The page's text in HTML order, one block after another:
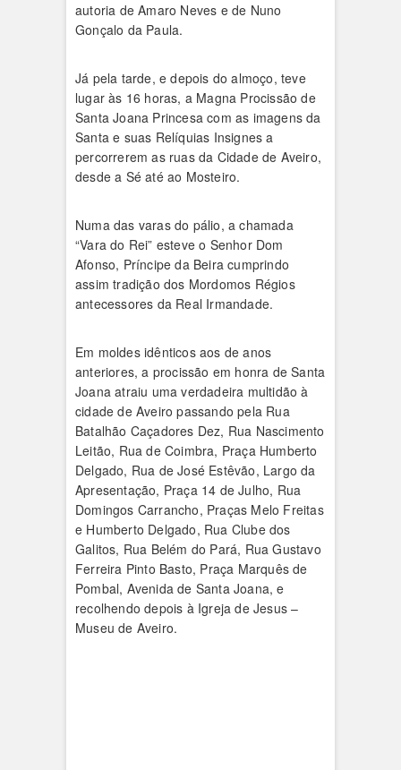
autoria de Amaro Neves e de Nuno
Gonçalo da Paula.
Já pela tarde, e depois do almoço, teve
lugar às 16 horas, a Magna Procissão de
Santa Joana Princesa com as imagens da
Santa e suas Relíquias Insignes a
percorrerem as ruas da Cidade de Aveiro,
desde a Sé até ao Mosteiro.
Numa das varas do pálio, a chamada
“Vara do Rei” esteve o Senhor Dom
Afonso, Príncipe da Beira cumprindo
assim tradição dos Mordomos Régios
antecessores da Real Irmandade.
Em moldes idênticos aos de anos
anteriores, a procissão em honra de Santa
Joana atraiu uma verdadeira multidão à
cidade de Aveiro passando pela Rua
Batalhão Caçadores Dez, Rua Nascimen­to
Leitão, Rua de Coimbra, Pra­ça Humberto
Delgado, Rua de José Estêvão, Largo da
Apresentação, Praça 14 de Julho, Rua
Domingos Carrancho, Praças Melo Frei­tas
e Humberto Delgado, Rua Clu­be dos
Galitos, Rua Belém do Pará, Rua Gusta­vo
Ferreira Pinto Basto, Praça Marquês de
Pombal, Avenida de Santa Joa­na, e
recolhendo depois à Igre­ja de Jesus –
Museu de Aveiro.